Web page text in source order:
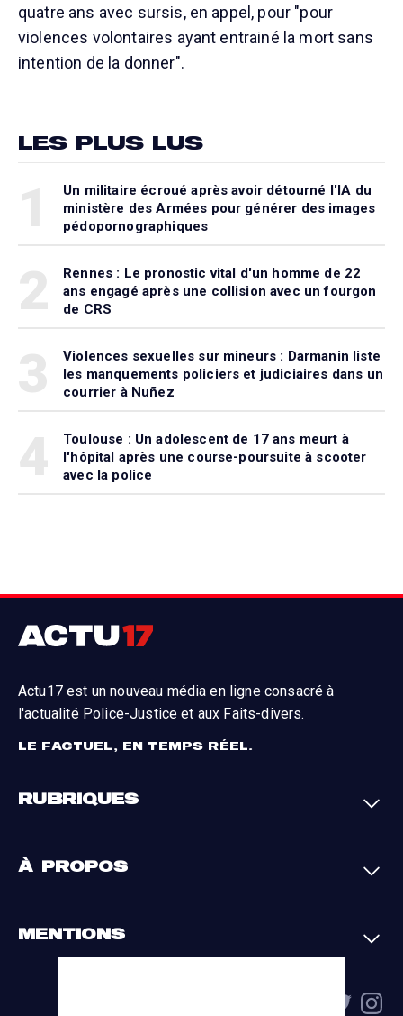
quatre ans avec sursis, en appel, pour "pour
violences volontaires ayant entrainé la mort sans
intention de la donner".
LES PLUS LUS
Un militaire écroué après avoir détourné l'IA du
ministère des Armées pour générer des images
pédopornographiques
Rennes : Le pronostic vital d'un homme de 22
ans engagé après une collision avec un fourgon
de CRS
Violences sexuelles sur mineurs : Darmanin liste
les manquements policiers et judiciaires dans un
courrier à Nuñez
Toulouse : Un adolescent de 17 ans meurt à
l'hôpital après une course-poursuite à scooter
avec la police
Actu17 est un nouveau média en ligne consacré à
l'actualité Police-Justice et aux Faits-divers.
LE FACTUEL, EN TEMPS RÉEL.
RUBRIQUES
Par région
À PROPOS
MENTIONS